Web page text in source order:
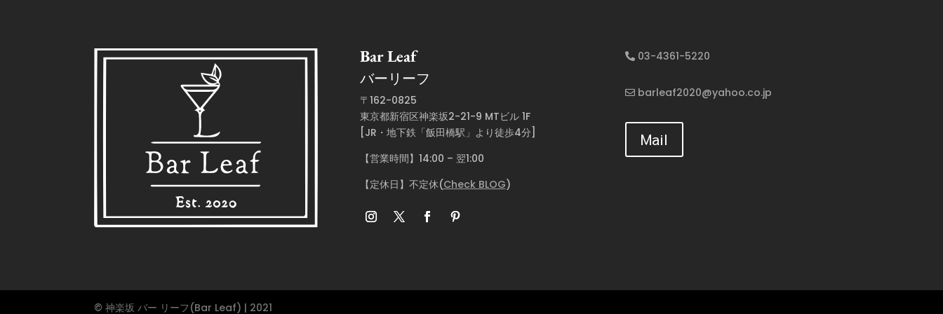
Bar Leaf
バーリーフ
〒162-0825
東京都新宿区神楽坂2-21-9 MTビル 1F
[JR・地下鉄「飯田橋駅」より徒歩4分]
【営業時間】14:00 – 翌1:00
【定休日】不定休(Check BLOG)
03-4361-5220
barleaf2020@yahoo.co.jp
Mail
© 神楽坂 バー リーフ(Bar Leaf) | 2021